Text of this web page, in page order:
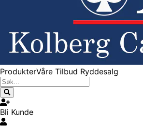
ProdukterVåre Tilbud Ryddesalg
Bli Kunde